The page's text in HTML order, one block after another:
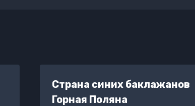
Страна синих баклажанов
Горная Поляна